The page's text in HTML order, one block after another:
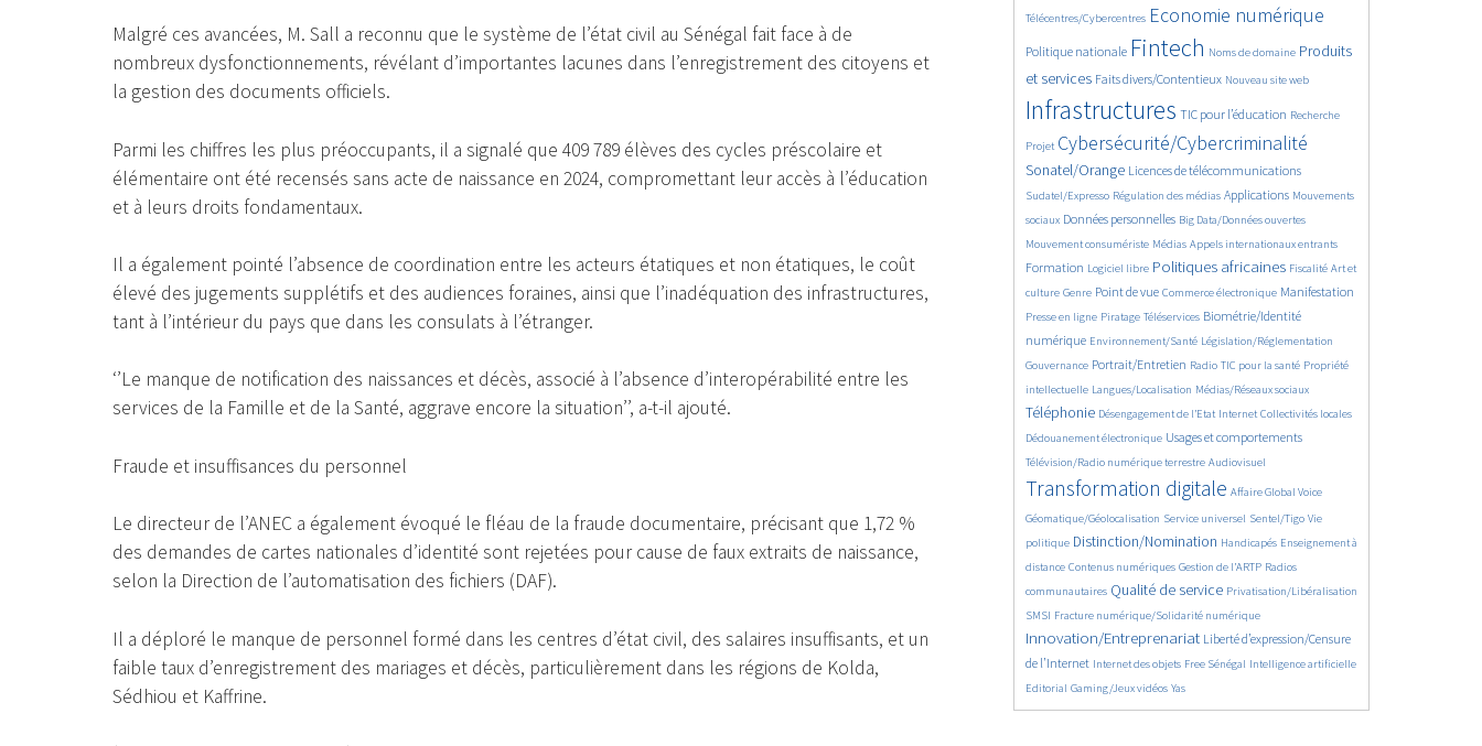
Malgré ces avancées, M. Sall a reconnu que le système de l’état civil au Sénégal fait face à de
nombreux dysfonctionnements, révélant d’importantes lacunes dans l’enregistrement des citoyens et
la gestion des documents officiels.
Parmi les chiffres les plus préoccupants, il a signalé que 409 789 élèves des cycles préscolaire et
élémentaire ont été recensés sans acte de naissance en 2024, compromettant leur accès à l’éducation
et à leurs droits fondamentaux.
Il a également pointé l’absence de coordination entre les acteurs étatiques et non étatiques, le coût
élevé des jugements supplétifs et des audiences foraines, ainsi que l’inadéquation des infrastructures,
tant à l’intérieur du pays que dans les consulats à l’étranger.
‘’Le manque de notification des naissances et décès, associé à l’absence d’interopérabilité entre les
services de la Famille et de la Santé, aggrave encore la situation’’, a-t-il ajouté.
Fraude et insuffisances du personnel
Le directeur de l’ANEC a également évoqué le fléau de la fraude documentaire, précisant que 1,72 %
des demandes de cartes nationales d’identité sont rejetées pour cause de faux extraits de naissance,
selon la Direction de l’automatisation des fichiers (DAF).
Il a déploré le manque de personnel formé dans les centres d’état civil, des salaires insuffisants, et un
faible taux d’enregistrement des mariages et décès, particulièrement dans les régions de Kolda,
Sédhiou et Kaffrine.
Télécentres/Cybercentres
3737/5559 Economie numérique
1862/5559
Politique nationale
5164/5559 Fintech
676/5559
Noms de domaine
2446/5559
Produits
et services
1596/5559 Faits divers/Contentieux
841/5559 Nouveau site web
5559/5559
Infrastructures
1825/5559
TIC pour l’éducation
198/5559
Recherche
247/5559
Projet
3538/5559Cybersécurité/Cybercriminalité
2303/5559
Sonatel/Orange
1613/5559 Licences de télécommunications
299/5559
Sudatel/Expresso
1015/5559 Régulation des médias
1512/5559 Applications
1131/5559
Mouvements
sociaux
1664/5559Données personnelles
146/5559 Big Data/Données ouvertes
620/5559
Mouvement consumériste
366/5559 Médias
721/5559 Appels internationaux entrants
1749/5559
Formation
94/5559 Logiciel libre
2615/5559 Politiques africaines
1103/5559 Fiscalité
175/5559
Art et
culture
647/5559
Genre
1847/5559 Point de vue
1046/5559 Commerce électronique
1578/5559 Manifestation
337/5559
Presse en ligne
129/5559 Piratage
210/5559 Téléservices
1225/5559
Biométrie/Identité
numérique
363/5559 Environnement/Santé
349/5559 Législation/Réglementation
372/5559
Gouvernance
1872/5559Portrait/Entretien
145/5559 Radio
834/5559 TIC pour la santé
290/5559
Propriété
intellectuelle
60/5559 Langues/Localisation
1136/5559 Médias/Réseaux sociaux
2247/5559
Téléphonie
199/5559 Désengagement de l’Etat
1066/5559 Internet
120/5559 Collectivités locales
418/5559
Dédouanement électronique
1334/5559 Usages et comportements
1039/5559
Télévision/Radio numérique terrestre
569/5559 Audiovisuel
4013/5559
Transformation digitale
385/5559 Affaire Global Voice
169/5559
Géomatique/Géolocalisation
325/5559 Service universel
666/5559 Sentel/Tigo
183/5559
Vie
politique
2142/5559Distinction/Nomination
34/5559 Handicapés
711/5559
Enseignement à
distance
861/5559Contenus numériques
595/5559 Gestion de l’ARTP
191/5559
Radios
communautaires
2157/5559 Qualité de service
557/5559 Privatisation/Libéralisation
136/5559
SMSI
492/5559Fracture numérique/Solidarité numérique
2787/5559
Innovation/Entreprenariat
1365/5559
Liberté d’expression/Censure
de l’Internet
50/5559 Internet des objets
174/5559 Free Sénégal
884/5559 Intelligence artificielle
202/5559
Editorial
68/5559Gaming/Jeux vidéos
28/5559 Yas